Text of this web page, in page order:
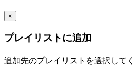
×
プレイリストに追加
追加先のプレイリストを選択してく